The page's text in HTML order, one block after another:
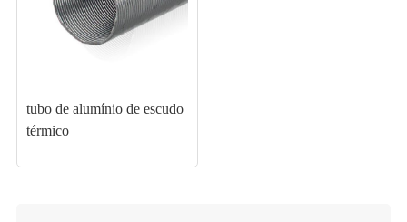
tubo de alumínio de escudo
térmico